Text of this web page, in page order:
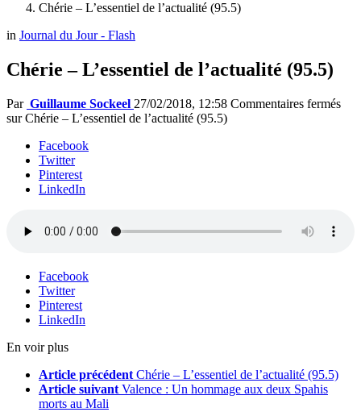
Chérie – L’essentiel de l’actualité (95.5)
in Journal du Jour - Flash
Chérie – L’essentiel de l’actualité (95.5)
Par Guillaume Sockeel 27/02/2018, 12:58 Commentaires fermés
sur Chérie – L’essentiel de l’actualité (95.5)
Facebook
Twitter
Pinterest
LinkedIn
Facebook
Twitter
Pinterest
LinkedIn
En voir plus
Article précédent Chérie – L’essentiel de l’actualité (95.5)
Article suivant Valence : Un hommage aux deux Spahis
morts au Mali